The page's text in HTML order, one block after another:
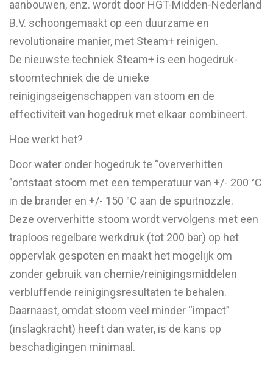
aanbouwen, enz. wordt door HGT-Midden-Nederland
B.V. schoongemaakt op een duurzame en
revolutionaire manier, met Steam+ reinigen.
De nieuwste techniek Steam+ is een hogedruk-
stoomtechniek die de unieke
reinigingseigenschappen van stoom en de
effectiviteit van hogedruk met elkaar combineert.
Hoe werkt het?
Door water onder hogedruk te “oververhitten
”ontstaat stoom met een temperatuur van +/- 200 °C
in de brander en +/- 150 °C aan de spuitnozzle.
Deze oververhitte stoom wordt vervolgens met een
traploos regelbare werkdruk (tot 200 bar) op het
oppervlak gespoten en maakt het mogelijk om
zonder gebruik van chemie/reinigingsmiddelen
verbluffende reinigingsresultaten te behalen.
Daarnaast, omdat stoom veel minder “impact”
(inslagkracht) heeft dan water, is de kans op
beschadigingen minimaal.